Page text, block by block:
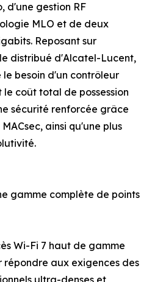
d'une gestion RF
MLO et de deux
Reposant sur
distribué d'Alcatel-Lucent,
besoin d'un contrôleur
coût total de possession
sécurité renforcée grâce
ainsi qu'une plus
gamme complète de points
Wi-Fi 7 haut de gamme
répondre aux exigences des